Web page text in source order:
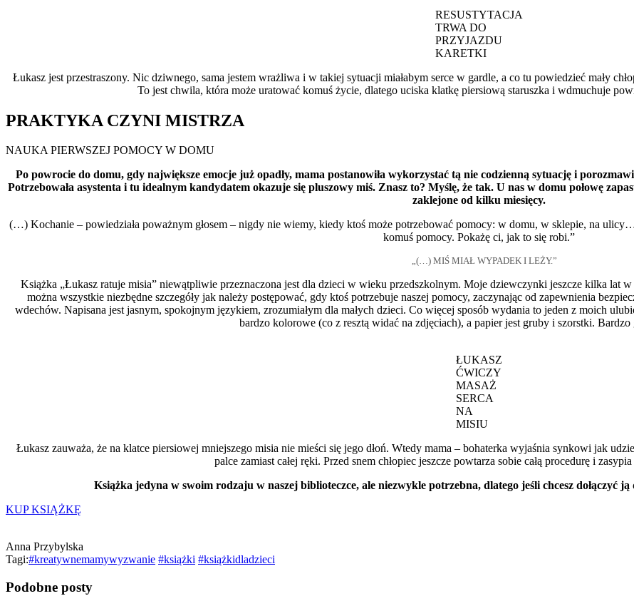
RESUSTYTACJA
TRWA DO
PRZYJAZDU
KARETKI
Łukasz jest przestraszony. Nic dziwnego, sama jestem wrażliwa i w takiej sytuacji miałabym serce w gardle, a co tu powiedzieć mały
To jest chwila, która może uratować komuś życie, dlatego uciska klatkę piersiową staruszka i wdmuchuje
PRAKTYKA CZYNI MISTRZA
NAUKA PIERWSZEJ POMOCY W DOMU
Po powrocie do domu, gdy największe emocje już opadły, mama postanowiła wykorzystać tą nie codzienną sytuację i
Potrzebowała asystenta i tu idealnym kandydatem okazuje się pluszowy miś. Znasz to? Myślę, że tak. U nas w domu połowę
zaklejone od kilku miesięcy.
(…) Kochanie – powiedziała poważnym głosem – nigdy nie wiemy, kiedy ktoś może potrzebować pomocy: w domu, w sklepie, na
komuś pomocy. Pokażę ci, jak to się robi.”
„(…) MIŚ MIAŁ WYPADEK I LEŻY.”
Książka „Łukasz ratuje misia” niewątpliwie przeznaczona jest dla dzieci w wieku przedszkolnym. Moje dziewczynki jeszcze kilka lat
można wszystkie niezbędne szczegóły jak należy postępować, gdy ktoś potrzebuje naszej pomocy, zaczynając od zapewnienia
wdechów. Napisana jest jasnym, spokojnym językiem, zrozumiałym dla małych dzieci. Co więcej sposób wydania to jeden z moich
bardzo kolorowe (co z resztą widać na zdjęciach), a papier jest gruby i szorstki. Bardzo
ŁUKASZ
ĆWICZY
MASAŻ
SERCA
NA
MISIU
Łukasz zauważa, że na klatce piersiowej mniejszego misia nie mieści się jego dłoń. Wtedy mama – bohaterka wyjaśnia synkowi jak
palce zamiast całej ręki. Przed snem chłopiec jeszcze powtarza sobie całą procedurę i
Książka jedyna w swoim rodzaju w naszej biblioteczce, ale niezwykle potrzebna, dlatego jeśli chcesz dołączyć
KUP KSIĄŻKĘ
Anna Przybylska
Tagi:#kreatywnemamywyzwanie #książki #książkidladzieci
Podobne posty